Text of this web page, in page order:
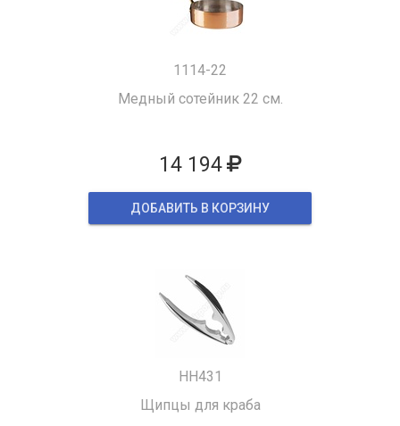
1114-22
Медный сотейник 22 см.
14 194
ДОБАВИТЬ В КОРЗИНУ
HH431
Щипцы для краба